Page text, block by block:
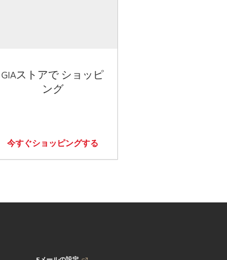
GIAストアで ショッピ
ング
今すぐショッピングする